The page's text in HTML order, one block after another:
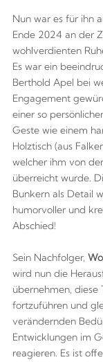
Nun war es für ihn
Ende 2024 an der
wohlverdienten
Es war ein
Berthold Apel bei
Engagement
einer so
Geste wie einem
Holztisch (aus
welcher ihm von
überreicht wurde.
Bunkern als Detail
humorvoller und
Abschied!
Sein Nachfolger,
wird nun die
übernehmen, diese
fortzuführen und
verändernden
Entwicklungen im
reagieren. Es ist